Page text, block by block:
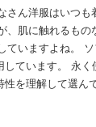
さん洋服はいつも
、肌に触れるもの
ていますよね。
しています。 永く
性を理解して選ん